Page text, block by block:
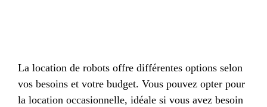
La location de robots offre différentes options selon
vos besoins et votre budget. Vous pouvez opter pour
la location occasionnelle, idéale si vous avez besoin